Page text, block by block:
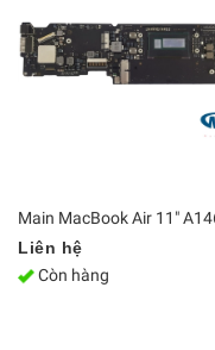
Liên hệ
Còn hàng